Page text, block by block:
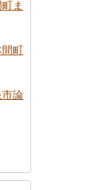
ま
間町
市論